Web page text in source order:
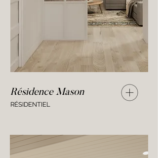
Résidence Mason
RÉSIDENTIEL